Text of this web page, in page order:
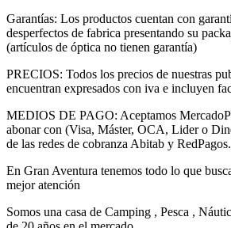
Garantías: Los productos cuentan con
desperfectos de fabrica presentando su
(artículos de óptica no tienen garantía)
PRECIOS: Todos los precios de nuestras
encuentran expresados con iva e incluyen
MEDIOS DE PAGO: Aceptamos
abonar con (Visa, Máster, OCA, Lider o
de las redes de cobranza Abitab y RedPagos.
En Gran Aventura tenemos todo lo que
mejor atención
Somos una casa de Camping , Pesca ,